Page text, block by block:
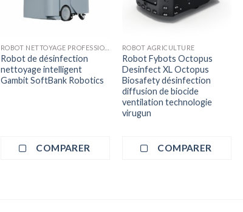
Robot de désinfection
nettoyage intelligent
Gambit SoftBank Robotics
COMPARER
ROBOT AGRICULTURE
Robot Fybots Octopus
Desinfect XL Octopus
Biosafety désinfection
diffusion de biocide
ventilation technologie
virugun
COMPARER